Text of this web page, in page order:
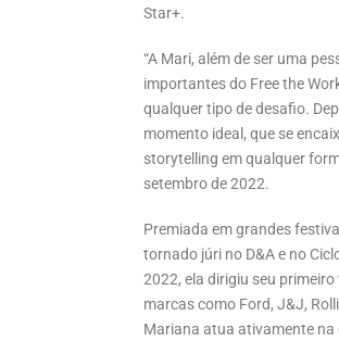
Star+.
“A Mari, além de ser uma
importantes do Free the
qualquer tipo de desafio.
momento ideal, que se
storytelling em qualquer
setembro de 2022.
Premiada em grandes
tornado júri no D&A e no
2022, ela dirigiu seu
marcas como Ford, J&J,
Mariana atua ativamente na